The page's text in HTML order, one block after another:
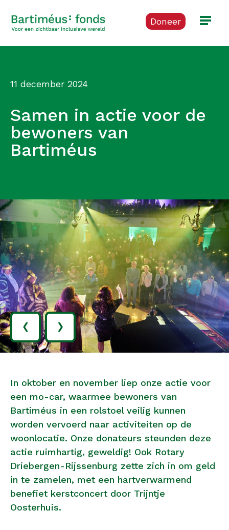
Doneer
Samen in actie voor de
bewoners van
Bartiméus
11 december 2024
‹ ›
In oktober en november liep onze actie voor
een mo-car, waarmee bewoners van
Bartiméus in een rolstoel veilig kunnen
worden vervoerd naar activiteiten op de
woonlocatie. Onze donateurs steunden deze
actie ruimhartig, geweldig! Ook Rotary
Driebergen-Rijssenburg zette zich in om geld
in te zamelen, met een hartverwarmend
benefiet kerstconcert door Trijntje
Oosterhuis.